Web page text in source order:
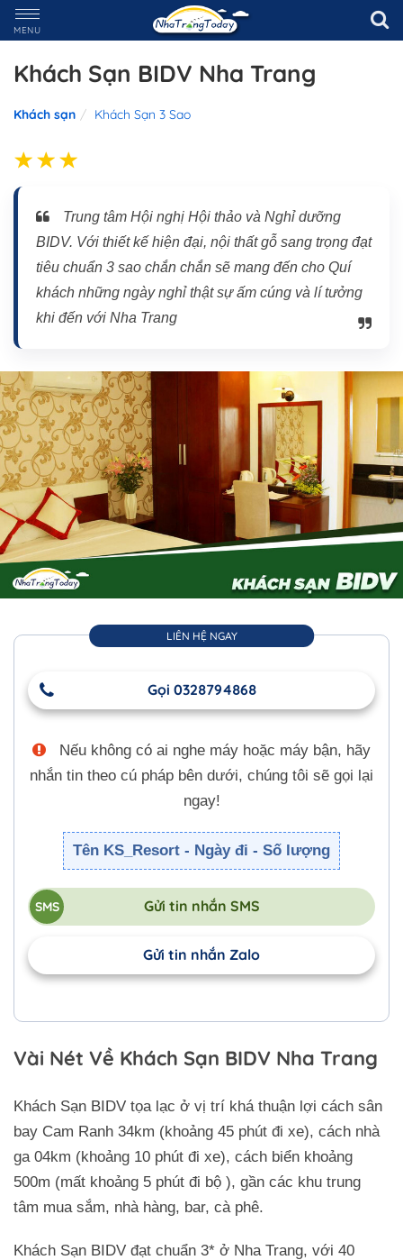
MENU
Khách Sạn BIDV Nha Trang
Khách sạn Khách Sạn 3 Sao
Trung tâm Hội nghị Hội thảo và Nghỉ dưỡng
BIDV. Với thiết kế hiện đại, nội thất gỗ sang trọng đạt
tiêu chuẩn 3 sao chắn chắn sẽ mang đến cho Quí
khách những ngày nghỉ thật sự ấm cúng và lí tưởng
khi đến với Nha Trang
LIÊN HỆ NGAY
Gọi 0328794868
Nếu không có ai nghe máy hoặc máy bận, hãy
nhắn tin theo cú pháp bên dưới, chúng tôi sẽ gọi lại
ngay!
Tên KS_Resort - Ngày đi - Số lượng
Gửi tin nhắn SMS
Gửi tin nhắn Zalo
Vài Nét Về Khách Sạn BIDV Nha Trang
Khách Sạn BIDV tọa lạc ở vị trí khá thuận lợi cách sân
bay Cam Ranh 34km (khoảng 45 phút đi xe), cách nhà
ga 04km (khoảng 10 phút đi xe), cách biển khoảng
500m (mất khoảng 5 phút đi bộ ), gần các khu trung
tâm mua sắm, nhà hàng, bar, cà phê.
Khách Sạn BIDV đạt chuẩn 3* ở Nha Trang, với 40